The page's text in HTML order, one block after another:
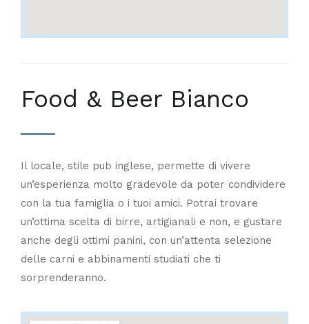
Food & Beer Bianco
Il locale, stile pub inglese, permette di vivere
un’esperienza molto gradevole da poter condividere
con la tua famiglia o i tuoi amici. Potrai trovare
un’ottima scelta di birre, artigianali e non, e gustare
anche degli ottimi panini, con un’attenta selezione
delle carni e abbinamenti studiati che ti
sorprenderanno.